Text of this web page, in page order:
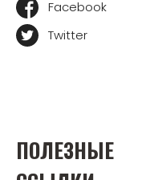
Facebook
Twitter
ПОЛЕЗНЫЕ